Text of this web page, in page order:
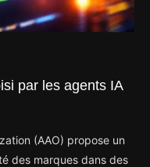
par les agents IA
(AAO) propose un
des marques dans des